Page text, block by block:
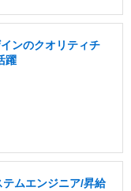
ンのクオリティチ
躍
テムエンジニア/昇給